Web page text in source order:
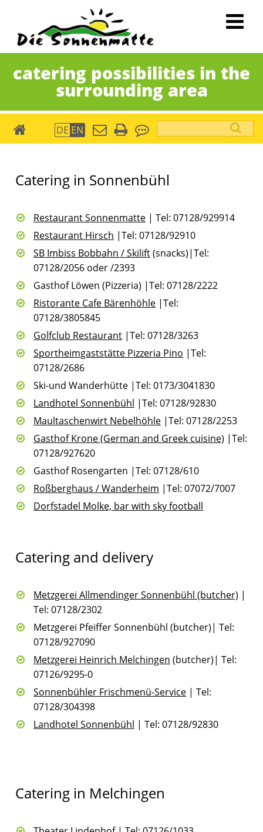
catering possibilities in the
surrounding area
DE EN Keywords
village
Sonnenmatte
Catering in Sonnenbühl
Restaurant Sonnenmatte | Tel: 07128/929914
Restaurant Hirsch |Tel: 07128/92910
SB Imbiss Bobbahn / Skilift(snacks)|Tel:
07128/2056 oder /2393
Gasthof Löwen (Pizzeria) |Tel: 07128/2222
Ristorante Cafe Bärenhöhle |Tel:
07128/3805845
Golfclub Restaurant |Tel: 07128/3263
Sportheimgaststätte Pizzeria Pino |Tel:
07128/2686
Ski-und Wanderhütte |Tel: 0173/3041830
Landhotel Sonnenbühl |Tel: 07128/92830
Maultaschenwirt Nebelhöhle |Tel: 07128/2253
Gasthof Krone (German and Greek cuisine) |Tel:
07128/927620
Gasthof Rosengarten |Tel: 07128/610
Roßberghaus / Wanderheim |Tel: 07072/7007
Dorfstadel Molke, bar with sky football
Catering and delivery
Metzgerei Allmendinger Sonnenbühl (butcher) |
Tel: 07128/2302
Metzgerei Pfeiffer Sonnenbühl (butcher)| Tel:
07128/927090
Metzgerei Heinrich Melchingen (butcher)| Tel:
07126/9295-0
Sonnenbühler Frischmenü-Service | Tel:
07128/304398
Landhotel Sonnenbühl | Tel: 07128/92830
Catering in Melchingen